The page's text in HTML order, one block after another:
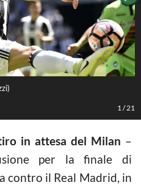
1 /21
in attesa del Milan –
per la finale di
contro il Real Madrid, in